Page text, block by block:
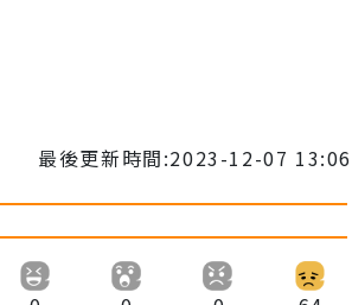
最後更新時間:2023-12-07 13:06